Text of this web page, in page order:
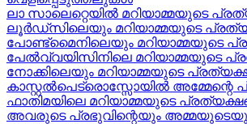
ലാ സാലെറ്റെയിൽ മറിയാമ്മയുടെ
ലൂർഡ്സിലെയും മറിയാമ്മയുടെ
പോണ്ട്മൈനിലെയും മറിയാമ്മയുടെ
പേൽവ്വയിസിനിലെ മറിയാമ്മയുടെ
നോക്കിലെയും മറിയാമ്മയുടെ
കാസ്റ്റൽപെട്രൊസ്സോയിൽ അമ്മേന്റെ
ഫാതിമയിലെ മറിയാമ്മയുടെ
അവരുടെ പ്രഭുവിന്റെയും